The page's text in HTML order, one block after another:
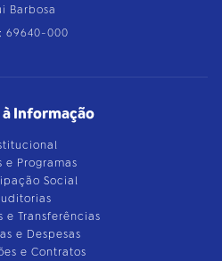
Barbosa
69640-000
à Informação
e Programas
Social
e Transferências
e Despesas
e Contratos